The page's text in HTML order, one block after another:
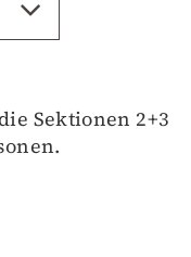
Sektionen 2+3